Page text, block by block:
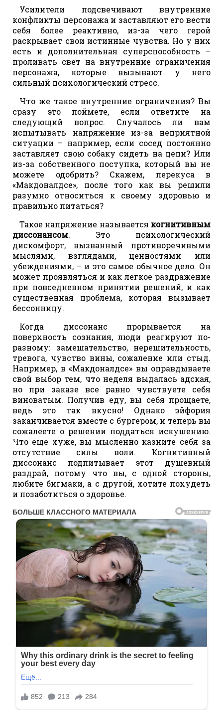
Усилители подсвечивают внутренние
конфликты персонажа и заставляют его вести
себя более реактивно, из-за чего герой
раскрывает свои истинные чувства. Но у них
есть и дополнительная суперспособность –
проливать свет на внутренние ограничения
персонажа, которые вызывают у него
сильный психологический стресс.
Что же такое внутренние ограничения? Вы
сразу это поймете, если ответите на
следующий вопрос. Случалось ли вам
испытывать напряжение из-за неприятной
ситуации – например, если сосед постоянно
заставляет свою собаку сидеть на цепи? Или
из-за собственного поступка, который вы не
можете одобрить? Скажем, перекуса в
«Макдоналдсе», после того как вы решили
разумно относиться к своему здоровью и
правильно питаться?
Такое напряжение называется когнитивным
диссонансом. Это психологический
дискомфорт, вызванный противоречивыми
мыслями, взглядами, ценностями или
убеждениями, – и это самое обычное дело. Он
может проявляться и как легкое раздражение
при повседневном принятии решений, и как
существенная проблема, которая вызывает
бессонницу.
Когда диссонанс прорывается на
поверхность сознания, люди реагируют по-
разному: замешательство, нерешительность,
тревога, чувство вины, сожаление или стыд.
Например, в «Макдоналдсе» вы оправдываете
свой выбор тем, что неделя выдалась адская,
но при заказе все равно чувствуете себя
виноватым. Получив еду, вы себя прощаете,
ведь это так вкусно! Однако эйфория
заканчивается вместе с бургером, и теперь вы
сожалеете о решении поддаться искушению.
Что еще хуже, вы мысленно казните себя за
отсутствие силы воли. Когнитивный
диссонанс подпитывает этот душевный
раздрай, потому что вы, с одной стороны,
любите бигмаки, а с другой, хотите похудеть
и позаботиться о здоровье.